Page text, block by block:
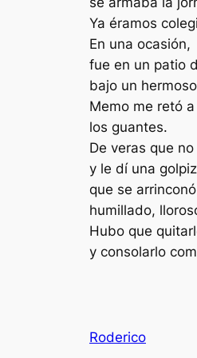
Ya éramos
En una ocasión,
fue en un patio
bajo un
Memo me retó
los guantes.
De veras que
y le dí una
que se
humillado,
Hubo que
y consolarlo
Roderico